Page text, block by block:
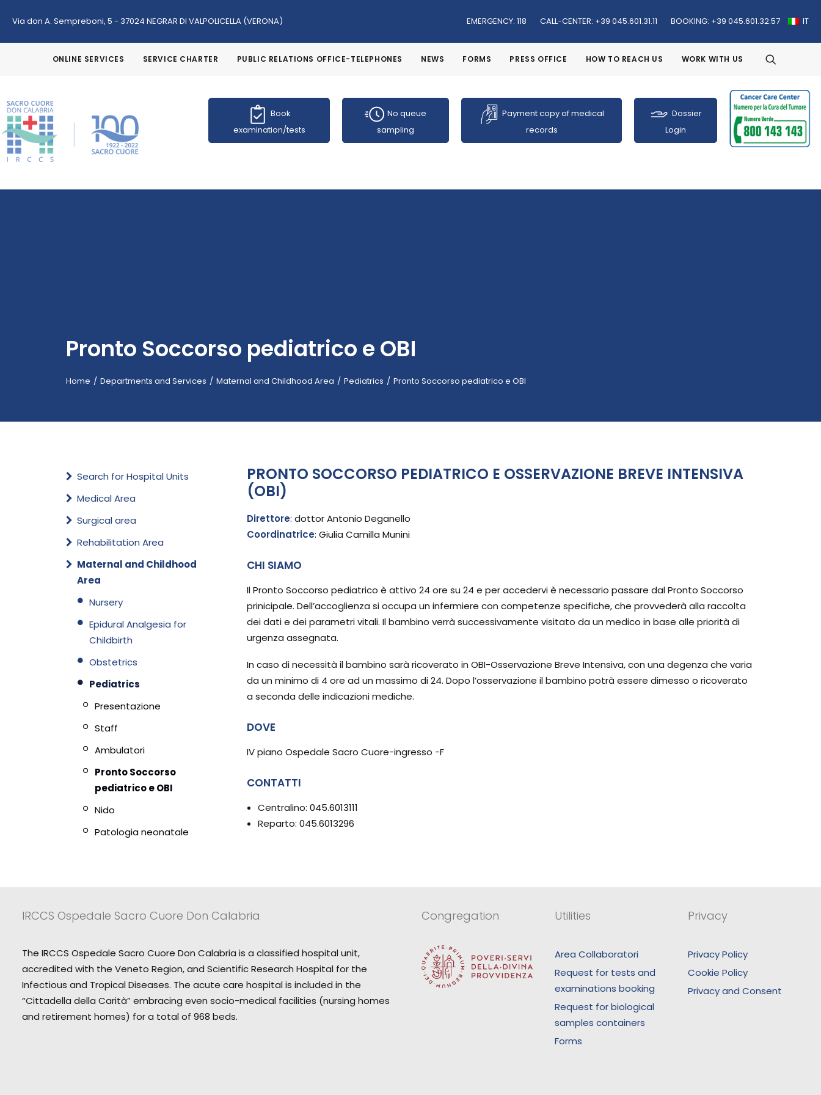
Via don A. Sempreboni, 5 - 37024 NEGRAR DI VALPOLICELLA (VERONA) EMERGENCY: 118 CALL-CENTER: +39 045.601.31.11 BOOKING: +39 045.601.32.57 IT
ONLINE SERVICES SERVICE CHARTER PUBLIC RELATIONS OFFICE-TELEPHONES NEWS FORMS PRESS OFFICE HOW TO REACH US WORK WITH US
Book
examination/tests
No queue
sampling
Payment copy of medical
records
Dossier
Login
Pronto Soccorso pediatrico e OBI
Home Departments and Services Maternal and Childhood Area Pediatrics Pronto Soccorso pediatrico e OBI
Search for Hospital Units
Medical Area
Surgical area
Rehabilitation Area
Maternal and Childhood
Area
Nursery
Epidural Analgesia for
Childbirth
Obstetrics
Pediatrics
Presentazione
Staff
Ambulatori
Pronto Soccorso
pediatrico e OBI
Nido
Patologia neonatale
PRONTO SOCCORSO PEDIATRICO E OSSERVAZIONE BREVE INTENSIVA
(OBI)
Direttore: dottor Antonio Deganello
Coordinatrice: Giulia Camilla Munini
CHI SIAMO
Il Pronto Soccorso pediatrico è attivo 24 ore su 24 e per accedervi è necessario passare dal Pronto Soccorso
prinicipale. Dell’accoglienza si occupa un infermiere con competenze specifiche, che provvederà alla raccolta
dei dati e dei parametri vitali. Il bambino verrà successivamente visitato da un medico in base alle priorità di
urgenza assegnata.
In caso di necessità il bambino sarà ricoverato in OBI-Osservazione Breve Intensiva, con una degenza che varia
da un minimo di 4 ore ad un massimo di 24. Dopo l’osservazione il bambino potrà essere dimesso o ricoverato
a seconda delle indicazioni mediche.
DOVE
IV piano Ospedale Sacro Cuore-ingresso -F
CONTATTI
Centralino: 045.6013111
Reparto: 045.6013296
IRCCS Ospedale Sacro Cuore Don Calabria
The IRCCS Ospedale Sacro Cuore Don Calabria is a classified hospital unit,
accredited with the Veneto Region, and Scientific Research Hospital for the
Infectious and Tropical Diseases. The acute care hospital is included in the
“Cittadella della Carità” embracing even socio-medical facilities (nursing homes
and retirement homes) for a total of 968 beds.
Congregation Utilities
Area Collaboratori
Request for tests and
examinations booking
Request for biological
samples containers
Forms
Privacy
Privacy Policy
Cookie Policy
Privacy and Consent